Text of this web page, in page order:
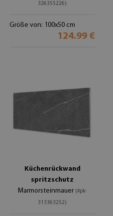
326355226)
Größe von: 100x50 cm
124.99 €
Küchenrückwand
spritzschutz
Marmorsteinmauer (#pk-
313363252)